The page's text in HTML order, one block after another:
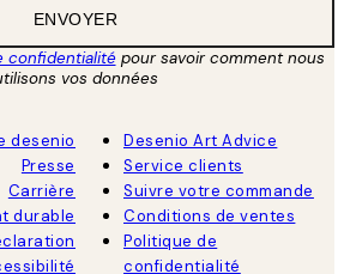
ENVOYER
confidentialitépour savoir comment nous
vos données
desenio
Presse
Carrière
durable
Desenio Art Advice
Service clients
Suivre votre commande
Conditions de ventes
Politique de
confidentialité